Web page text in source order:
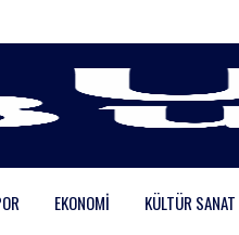
EKONOMI KÜLTÜR SANAT